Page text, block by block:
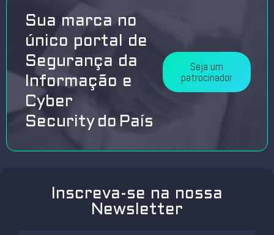
Sua marca no
único portal de
Segurança da
Informação e
Cyber
Security do País
Seja um
patrocinador
Inscreva-se na nossa
Newsletter